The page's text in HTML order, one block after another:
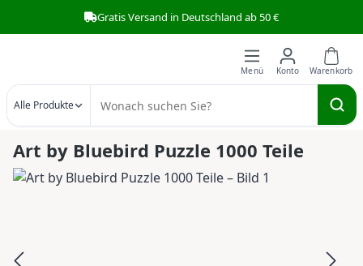
Zum Hauptinhalt springenGratis Versand in Deutschland ab 50 €
Alle Produkte
Art by Bluebird Puzzle 1000 Teile
Bildergalerie überspringen